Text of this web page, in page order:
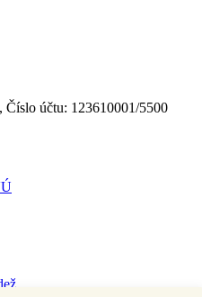
účtu: 123610001/5500